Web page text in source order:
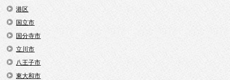
港区
国立市
国分寺市
立川市
八王子市
東大和市